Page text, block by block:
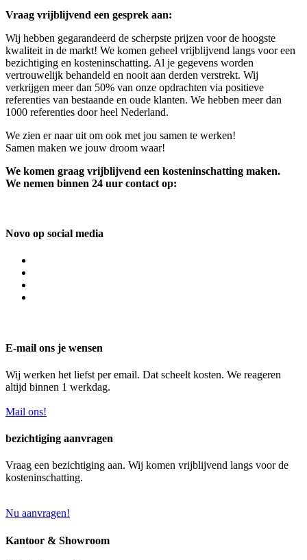
Vraag vrijblijvend een gesprek aan:
Wij hebben gegarandeerd de scherpste prijzen voor de hoogste
kwaliteit in de markt! We komen geheel vrijblijvend langs voor een
bezichtiging en kosteninschatting. Al je gegevens worden
vertrouwelijk behandeld en nooit aan derden verstrekt. Wij
verkrijgen meer dan 50% van onze opdrachten via positieve
referenties van bestaande en oude klanten. We hebben meer dan
1000 referenties door heel Nederland.
We zien er naar uit om ook met jou samen te werken!
Samen maken we jouw droom waar!
We komen graag vrijblijvend een kosteninschatting maken.
We nemen binnen 24 uur contact op:
Novo op social media
E-mail ons je wensen
Wij werken het liefst per email. Dat scheelt kosten. We reageren
altijd binnen 1 werkdag.
Mail ons!
bezichtiging aanvragen
Vraag een bezichtiging aan. Wij komen vrijblijvend langs voor de
kosteninschatting.
Nu aanvragen!
Kantoor & Showroom